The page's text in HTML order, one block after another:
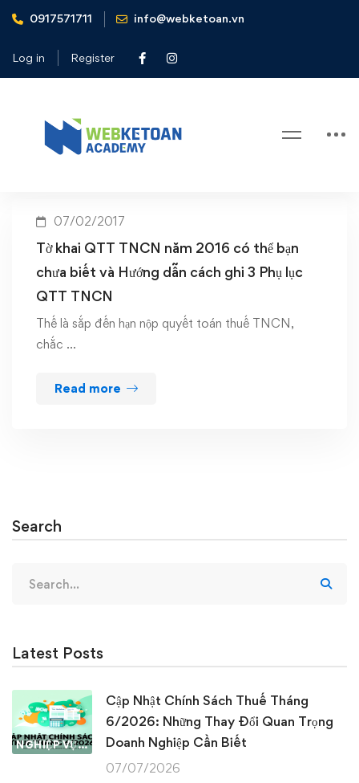
0917571711 info@webketoan.vn
Log in Register
Home Quyết toán thuế TNCN năm 2016
Tag: Quyết toán thuế TNCN năm
07/02/2017
Tờ khai QTT TNCN năm 2016 có thể bạn
chưa biết và Hướng dẫn cách ghi 3 Phụ lục
QTT TNCN
Thế là sắp đến hạn nộp quyết toán thuế TNCN,
chắc …
Read more
Search
for:
Latest Posts
NGHIỆP VỤ KẾ TOÁN & THUẾ
Cập Nhật Chính Sách Thuế Tháng
6/2026: Những Thay Đổi Quan Trọng
Doanh Nghiệp Cần Biết
07/07/2026